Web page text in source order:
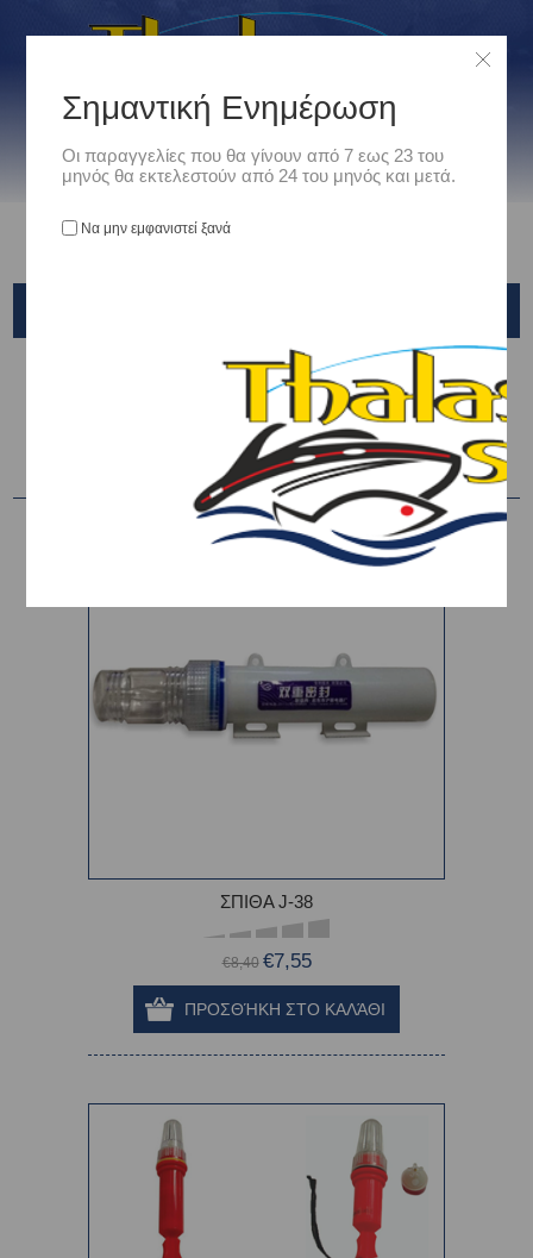
Μεσα Πρόσδεσης & Αγκυροβολίας ΣΠΙΘΕΣ
-10%
ΣΠΙΘΑ J-38
€8,40 €7,55
Σημαντική Ενημέρωση
Οι παραγγελίες που θα γίνουν από 7 εως 23 του
μηνός θα εκτελεστούν από 24 του μηνός και μετά.
Να μην εμφανιστεί ξανά